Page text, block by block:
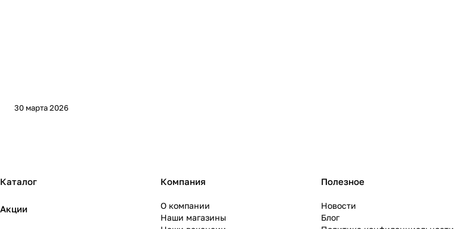
30 марта 2026
Каталог
Акции
Компания
О компании
Наши магазины
Полезное
Новости
Блог